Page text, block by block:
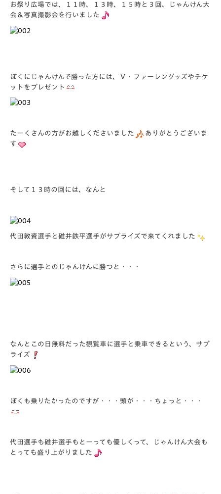
お祭り広場では、１１時、１３時、１５時と３回、じゃんけん大
会＆写真撮影会を行いました
ぼくにじゃんけんで勝った方には、Ｖ・ファーレングッズやチケ
ットをプレゼント
たーくさんの方がお越しくださいました
ありがとうございま
す
そして１３時の回には、なんと
代田敦資選手と碓井鉄平選手がサプライズで来てくれました
さらに選手とのじゃんけんに勝つと・・・
なんとこの日無料だった観覧車に選手と乗車できるという、サプ
ライズ
ぼくも乗りたかったのですが・・・頭が・・・ちょっと・・・
代田選手も碓井選手もとーっても優しくって、じゃんけん大会も
とっても盛り上がりました